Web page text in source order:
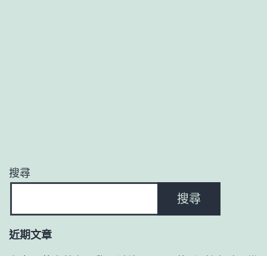
搜尋
搜尋
近期文章